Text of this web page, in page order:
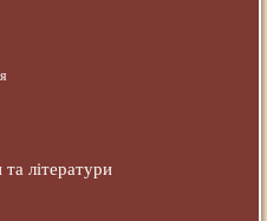
та літератури